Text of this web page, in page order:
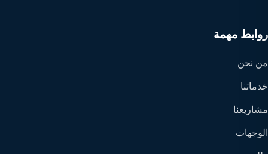
روابط مهمة
من نحن
خدماتنا
مشاريعنا
الوجهات